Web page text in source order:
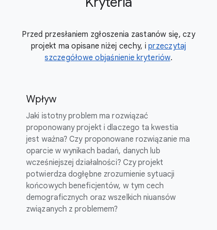
Przed przesłaniem zgłoszenia zastanów się, czy
projekt ma opisane niżej cechy, i przeczytaj
szczegółowe objaśnienie kryteriów.
Wpływ
Jaki istotny problem ma rozwiązać
proponowany projekt i dlaczego ta kwestia
jest ważna? Czy proponowane rozwiązanie ma
oparcie w wynikach badań, danych lub
wcześniejszej działalności? Czy projekt
potwierdza dogłębne zrozumienie sytuacji
końcowych beneficjentów, w tym cech
demograficznych oraz wszelkich niuansów
związanych z problemem?